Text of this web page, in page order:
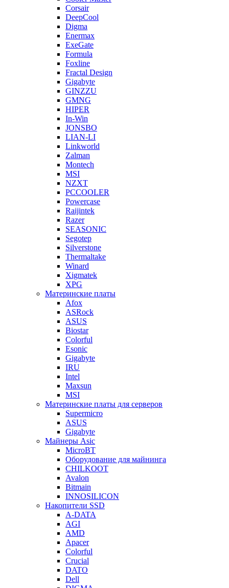
Corsair
DeepCool
Digma
Enermax
ExeGate
Formula
Foxline
Fractal Design
Gigabyte
GINZZU
GMNG
HIPER
In-Win
JONSBO
LIAN-LI
Linkworld
Zalman
Montech
MSI
NZXT
PCCOOLER
Powercase
Raijintek
Razer
SEASONIC
Segotep
Silverstone
Thermaltake
Winard
Xigmatek
XPG
Материнские платы
Afox
ASRock
ASUS
Biostar
Colorful
Esonic
Gigabyte
IRU
Intel
Maxsun
MSI
Материнские платы для серверов
Supermicro
ASUS
Gigabyte
Майнеры Asic
MicroBT
Оборудование для майнинга
CHILKOOT
Avalon
Bitmain
INNOSILICON
Накопители SSD
A-DATA
AGI
AMD
Apacer
Colorful
Crucial
DATO
Dell